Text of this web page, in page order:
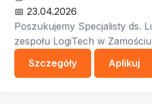
📅 23.04.2026
Poszukujemy Specjalisty ds.
zespołu LogiTech w
Szczegóły
Aplikuj